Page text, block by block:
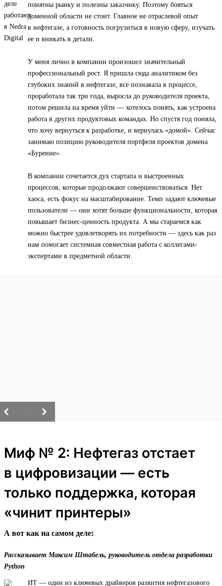
понятны рынку и полезны заказчику. Поэтому бояться
доменной области не стоит. Главное не отраслевой опыт
в нефтегазе, а готовность погрузиться в новую сферу, изучать
ее и вникать в детали.
У меня лично в компании произошел значительный
профессиональный рост. Я пришла сюда аналитиком без
глубоких знаний в нефтегазе, все познавала в процессе,
проработала так три года, выросла до руководителя проекта,
потом решила на время уйти — хотелось понять, как устроена
работа в других продуктовых командах. Но спустя год поняла,
что хочу вернуться к разработке, и вернулась «домой». Сейчас
занимаю позицию руководителя портфеля проектов домена
«Бурение».
В компании сочетается дух стартапа и выстроенных
процессов, которые продолжают совершенствоваться. Нет
хаоса, есть фокус на масштабирование. Темп задают ключевые
пользователи — они хотят больше функциональности, которая
повышает бизнес-ценность продукта. А мы стараемся как
можно быстрее удовлетворять их потребности — здесь как раз
нам помогает системная совместная работа с коллегами-
экспертами в предметной области.
Миф № 2: Нефтегаз отстает
в цифровизации — есть
только поддержка, которая
«чинит принтеры»
А вот как на самом деле:
Рассказывает Максим Штабель, руководитель отдела разработки
Python
ИТ — один из ключевых драйверов развития нефтегазового